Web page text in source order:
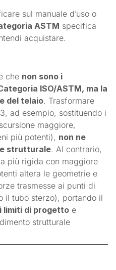
sul manuale d’uso o
ASTM specifica
acquistare.
che non sono i
ISO/ASTM, ma la
del telaio. Trasformare
ad esempio, sostituendo i
maggiore,
più potenti), non ne
strutturale. Al contrario,
più rigida con maggiore
altera le geometrie e
trasmesse ai punti di
il tubo sterzo), portando il
limiti di progetto e
strutturale